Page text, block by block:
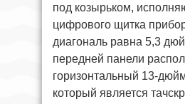
под козырьком,
цифрового щитка
диагональ равна 5,3
передней панели
горизонтальный 13-
который является